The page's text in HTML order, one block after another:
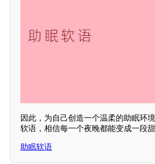
因此，为自己创造一个温柔的助眠环
软语，相信每一个夜晚都能变成一段甜
助眠软语